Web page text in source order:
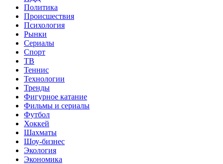
Политика
Происшествия
Психология
Рынки
Сериалы
Спорт
ТВ
Теннис
Технологии
Тренды
Фигурное катание
Фильмы и сериалы
Футбол
Хоккей
Шахматы
Шоу-бизнес
Экология
Экономика